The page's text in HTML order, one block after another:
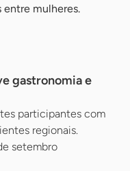
mulheres.
gastronomia e
participantes com
regionais.
setembro